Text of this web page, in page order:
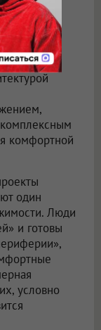
Жилой
почти
комфортной
один
Люди
и готовы
условно